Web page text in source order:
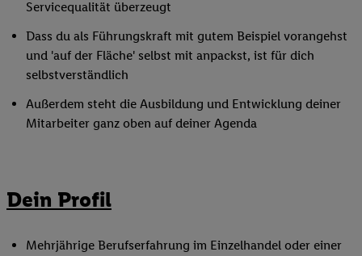
Servicequalität überzeugt
Dass du als Führungskraft mit gutem Beispiel vorangehst
und 'auf der Fläche' selbst mit anpackst, ist für dich
selbstverständlich
Außerdem steht die Ausbildung und Entwicklung deiner
Mitarbeiter ganz oben auf deiner Agenda
Dein Profil
Mehrjährige Berufserfahrung im Einzelhandel oder einer